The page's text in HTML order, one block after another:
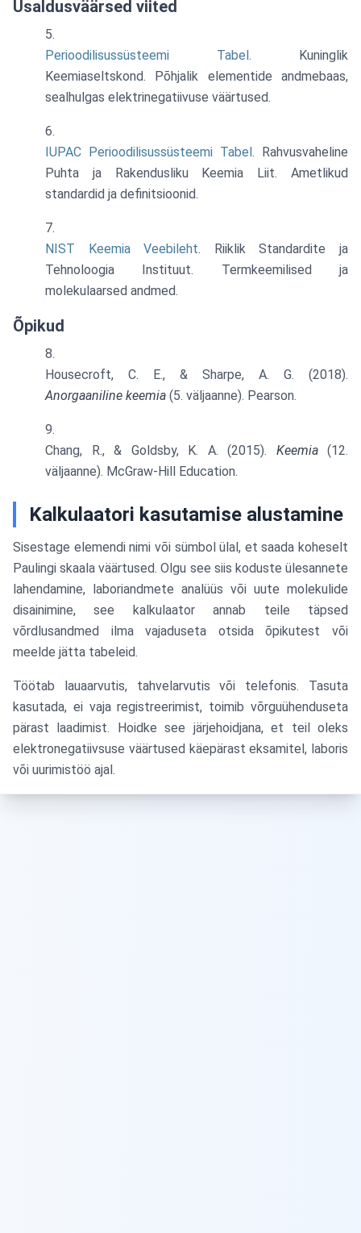
Usaldusväärsed viited
Perioodilisussüsteemi Tabel. Kuninglik
Keemiaseltskond. Põhjalik elementide andmebaas,
sealhulgas elektrinegatiivuse väärtused.
IUPAC Perioodilisussüsteemi Tabel. Rahvusvaheline
Puhta ja Rakendusliku Keemia Liit. Ametlikud
standardid ja definitsioonid.
NIST Keemia Veebileht. Riiklik Standardite ja
Tehnoloogia Instituut. Termkeemilised ja
molekulaarsed andmed.
Õpikud
Housecroft, C. E., & Sharpe, A. G. (2018).
Anorgaaniline keemia (5. väljaanne). Pearson.
Chang, R., & Goldsby, K. A. (2015). Keemia(12.
väljaanne). McGraw-Hill Education.
Kalkulaatori kasutamise alustamine
Sisestage elemendi nimi või sümbol ülal, et saada koheselt
Paulingi skaala väärtused. Olgu see siis koduste ülesannete
lahendamine, laboriandmete analüüs või uute molekulide
disainimine, see kalkulaator annab teile täpsed
võrdlusandmed ilma vajaduseta otsida õpikutest või
meelde jätta tabeleid.
Töötab lauaarvutis, tahvelarvutis või telefonis. Tasuta
kasutada, ei vaja registreerimist, toimib võrguühenduseta
pärast laadimist. Hoidke see järjehoidjana, et teil oleks
elektronegatiivsuse väärtused käepärast eksamitel, laboris
või uurimistöö ajal.